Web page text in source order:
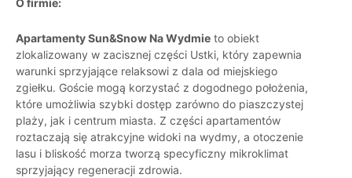
O firmie:
Apartamenty Sun&Snow Na Wydmie to obiekt
zlokalizowany w zacisznej części Ustki, który zapewnia
warunki sprzyjające relaksowi z dala od miejskiego
zgiełku. Goście mogą korzystać z dogodnego położenia,
które umożliwia szybki dostęp zarówno do piaszczystej
plaży, jak i centrum miasta. Z części apartamentów
roztaczają się atrakcyjne widoki na wydmy, a otoczenie
lasu i bliskość morza tworzą specyficzny mikroklimat
sprzyjający regeneracji zdrowia.